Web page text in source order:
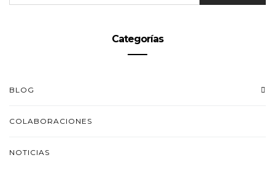
Categorías
BLOG
COLABORACIONES
NOTICIAS